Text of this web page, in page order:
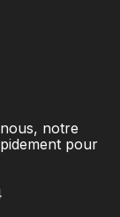
notre
pour